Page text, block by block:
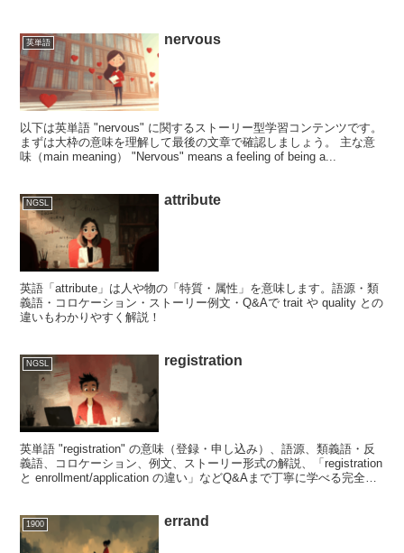
英単語 nervous
以下は英単語 "nervous" に関するストーリー型学習コンテンツです。
まずは大枠の意味を理解して最後の文章で確認しましょう。 主な意
味（main meaning） "Nervous" means a feeling of being a...
NGSL attribute
英語「attribute」は人や物の「特質・属性」を意味します。語源・類
義語・コロケーション・ストーリー例文・Q&Aで trait や quality との
違いもわかりやすく解説！
NGSL registration
英単語 "registration" の意味（登録・申し込み）、語源、類義語・反
義語、コロケーション、例文、ストーリー形式の解説、「registration
と enrollment/application の違い」などQ&Aまで丁寧に学べる完全ガ
1900 errand